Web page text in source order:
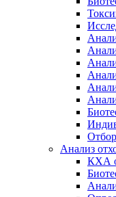
Анализ
КХА